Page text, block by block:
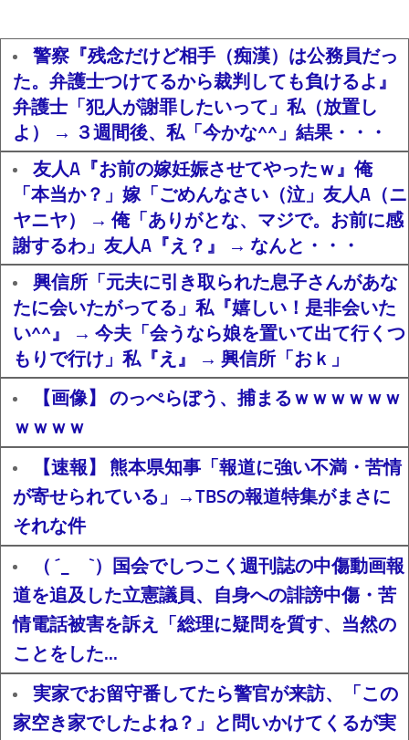
警察『残念だけど相手（痴漢）は公務員だっ
た。弁護士つけてるから裁判しても負けるよ』
弁護士「犯人が謝罪したいって」私（放置し
よ） → ３週間後、私「今かな^^」結果・・・
友人A『お前の嫁妊娠させてやったｗ』俺
「本当か？」嫁「ごめんなさい（泣」友人A（ニ
ヤニヤ） → 俺「ありがとな、マジで。お前に感
謝するわ」友人A『え？』 → なんと・・・
興信所「元夫に引き取られた息子さんがあな
たに会いたがってる」私『嬉しい！是非会いた
い^^』 → 今夫「会うなら娘を置いて出て行くつ
もりで行け」私『え』 → 興信所「おｋ」
【画像】 のっぺらぼう、捕まるｗｗｗｗｗｗ
ｗｗｗｗ
【速報】 熊本県知事「報道に強い不満・苦情
が寄せられている」→TBSの報道特集がまさに
それな件
（ ´_ゝ`）国会でしつこく週刊誌の中傷動画報
道を追及した立憲議員、自身への誹謗中傷・苦
情電話被害を訴え「総理に疑問を質す、当然の
ことをした...
実家でお留守番してたら警官が来訪、「この
家空き家でしたよね？」と問いかけてくるが実